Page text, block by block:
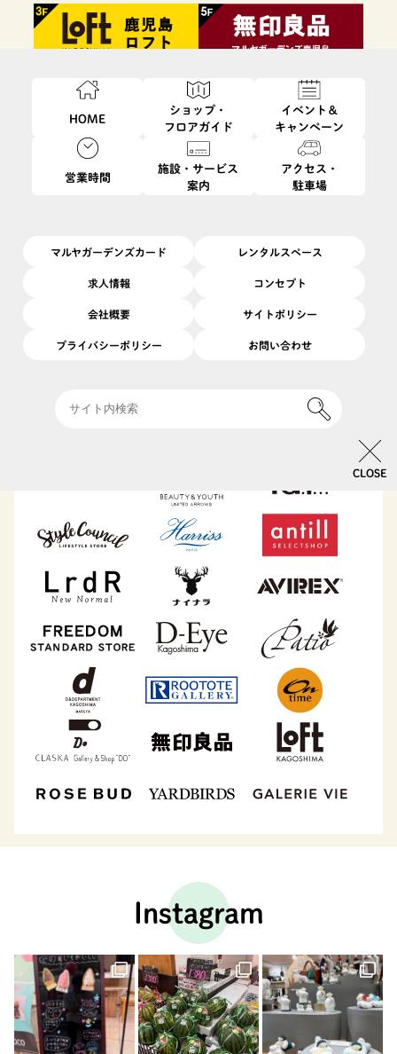
HOME
ショップ・
フロアガイド
イベント＆
キャンペーン
営業時間
施設・サービス
案内
アクセス・
駐車場
マルヤガーデンズカード レンタルスペース
求人情報 コンセプト
会社概要 サイトポリシー
プライバシーポリシー お問い合わせ
CLOSE
Instagram